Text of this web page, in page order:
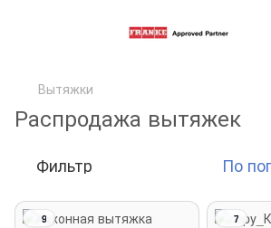
Вытяжки
Распродажа вытяжек
Фильтр По
9
7